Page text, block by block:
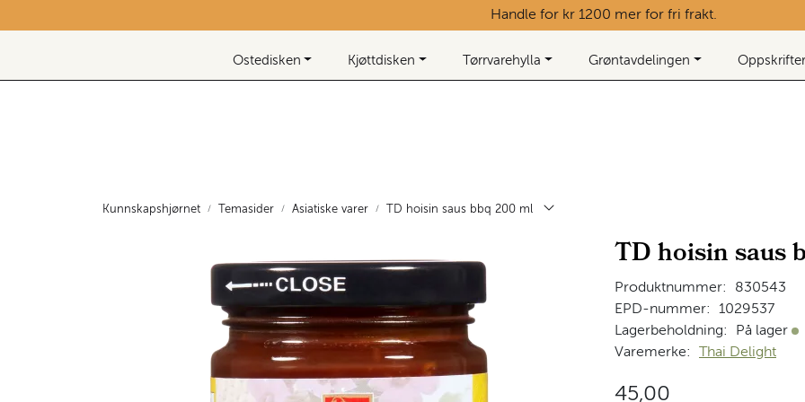
Handle for kr 1200 mer for fri frakt.
Ostedisken Kjøttdisken Tørrvarehylla Grøntavdelingen Oppskrifter
Kunnskapshjørnet Temasider Asiatiske varer TD hoisin saus bbq 200 ml
TD hoisin saus
Produktnummer:
830543
EPD-nummer:
1029537
Lagerbeholdning:
På lager
Varemerke: Thai Delight
45,00